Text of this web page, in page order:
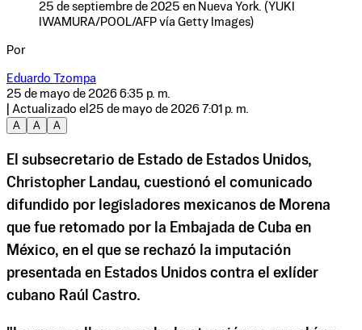
25 de septiembre de 2025 en Nueva York. (YUKI
IWAMURA/POOL/AFP vía Getty Images)
Por
Eduardo Tzompa
25 de mayo de 2026 6:35 p. m.
| Actualizado el 25 de mayo de 2026 7:01 p. m.
A
A A
El subsecretario de Estado de Estados Unidos,
Christopher Landau, cuestionó el comunicado
difundido por legisladores mexicanos de Morena
que fue retomado por la Embajada de Cuba en
México, en el que se rechazó la imputación
presentada en Estados Unidos contra el exlíder
cubano Raúl Castro.